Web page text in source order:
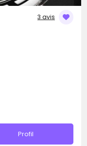
3 avis
Profil